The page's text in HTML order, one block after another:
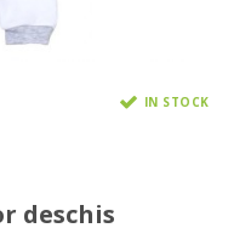
IN STOCK
deschis